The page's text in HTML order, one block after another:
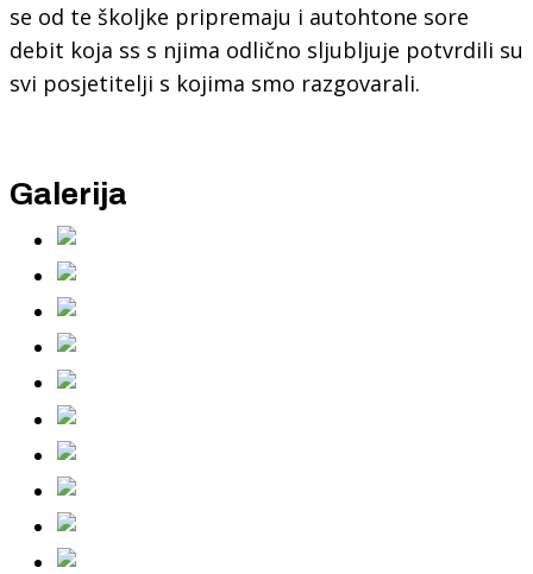
se od te školjke pripremaju i autohtone sore
debit koja ss s njima odlično sljubljuje potvrdili su
svi posjetitelji s kojima smo razgovarali.
Galerija